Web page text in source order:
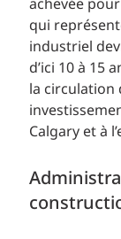
achevée
qui
industriel
d’ici 10 à 15
la circulation
Calgary et à